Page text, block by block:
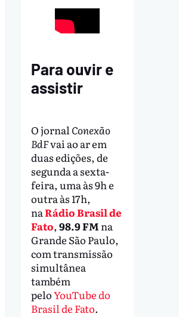
Para ouvir e
assistir
O jornalConexão
BdFvai ao ar em
duas edições, de
segunda a sexta-
feira, uma às 9h e
outra às 17h,
naRádio Brasil de
Fato, 98.9 FM na
Grande São Paulo,
com transmissão
simultânea
também
peloYouTube do
Brasil de Fato.